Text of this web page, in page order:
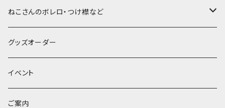
ポストカード
nenetanおまかせ
ラフ画
A4サイズ
nenetanおまかせ
ラフ画
チャリティー
ねこさんのボレロ・つけ襟など
つけ襟
ボレロ
首輪
グッズオーダー
イベント
ご案内